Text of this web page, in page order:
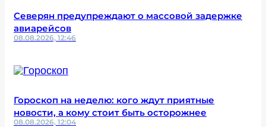
Северян предупреждают о массовой задержке
авиарейсов
08.08.2026, 12:46
Гороскоп на неделю: кого ждут приятные
новости, а кому стоит быть осторожнее
08.08.2026, 12:04